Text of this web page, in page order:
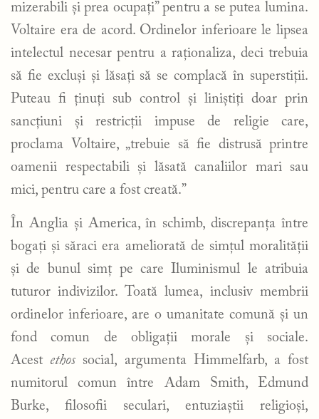
mizerabili și prea ocupați” pentru a se putea lumina.
Voltaire era de acord. Ordinelor inferioare le lipsea
intelectul necesar pentru a raționaliza, deci trebuia
să fie excluși și lăsați să se complacă în superstiții.
Puteau fi ținuți sub control și liniștiți doar prin
sancțiuni și restricții impuse de religie care,
proclama Voltaire, „trebuie să fie distrusă printre
oamenii respectabili și lăsată canaliilor mari sau
mici, pentru care a fost creată.”
În Anglia și America, în schimb, discrepanța între
bogați și săraci era ameliorată de simțul moralității
și de bunul simț pe care Iluminismul le atribuia
tuturor indivizilor. Toată lumea, inclusiv membrii
ordinelor inferioare, are o umanitate comună și un
fond comun de obligații morale și sociale.
Acest ethos social, argumenta Himmelfarb, a fost
numitorul comun între Adam Smith, Edmund
Burke, filosofii seculari, entuziaștii religioși,